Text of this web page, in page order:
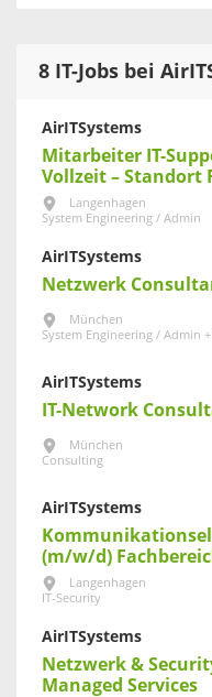
8 IT-Jobs bei
AirITSystems
Mitarbeiter IT-
Vollzeit – Standort
Langenhagen
System Engineering / Admin
AirITSystems
Netzwerk
München
System Engineering / Admin
AirITSystems
IT-Network
München
Consulting
AirITSystems
(m/w/d)
Langenhagen
IT-Security
AirITSystems
Netzwerk &
Managed Services